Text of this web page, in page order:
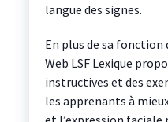
langue des signes.
En plus de sa
Web LSF Lexique
instructives et des
les apprenants à